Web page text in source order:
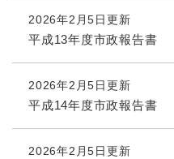
2026年2月5日更新
平成13年度市政報告書
2026年2月5日更新
平成14年度市政報告書
2026年2月5日更新